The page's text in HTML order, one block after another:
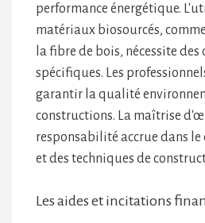
performance énergétique.
matériaux biosourcés,
la fibre de bois, nécessite
spécifiques. Les
garantir la qualité
constructions. La maîtrise
responsabilité accrue dans
et des techniques de
Les aides et incitations